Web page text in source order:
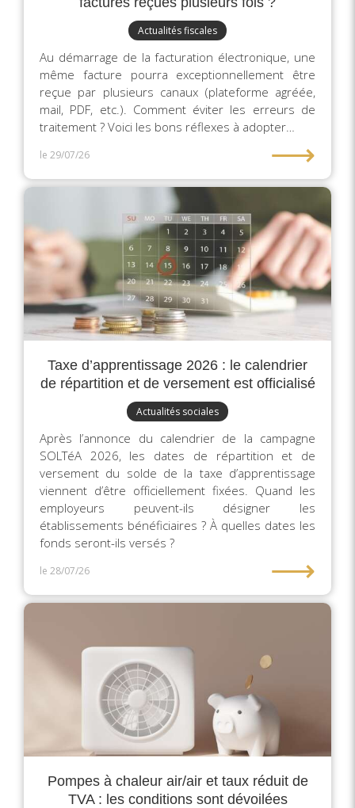
Actualités fiscales
Au démarrage de la facturation électronique, une
même facture pourra exceptionnellement être
reçue par plusieurs canaux (plateforme agréée,
mail, PDF, etc.). Comment éviter les erreurs de
traitement ? Voici les bons réflexes à adopter…
le 29/07/26 ⟶
Taxe d’apprentissage 2026 : le calendrier
de répartition et de versement est officialisé
Actualités sociales
Après l’annonce du calendrier de la campagne
SOLTéA 2026, les dates de répartition et de
versement du solde de la taxe d’apprentissage
viennent d’être officiellement fixées. Quand les
employeurs peuvent-ils désigner les
établissements bénéficiaires ? À quelles dates les
fonds seront-ils versés ?
le 28/07/26 ⟶
Pompes à chaleur air/air et taux réduit de
TVA : les conditions sont dévoilées